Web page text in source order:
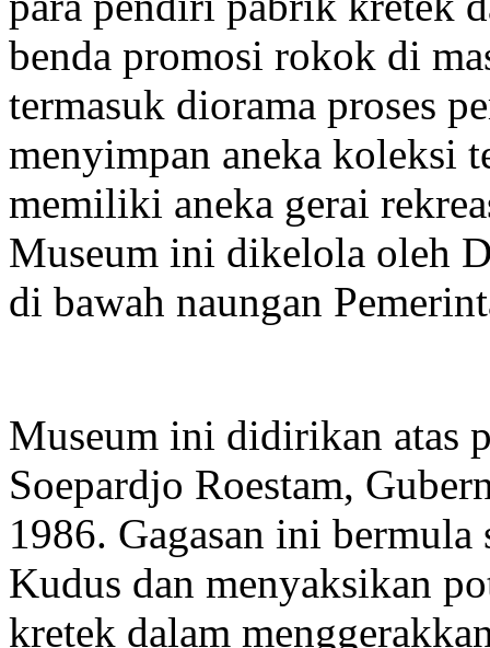
benda promosi rokok di
termasuk diorama proses
menyimpan aneka koleksi
memiliki aneka gerai
Museum ini dikelola oleh
di bawah naungan
Museum ini didirikan atas
Soepardjo Roestam,
1986. Gagasan ini
Kudus dan menyaksikan
kretek dalam